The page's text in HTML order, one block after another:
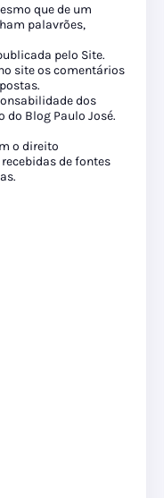
que de um
palavrões,
pelo Site.
site os comentários
dos
do Blog Paulo José.
o direito
de fontes